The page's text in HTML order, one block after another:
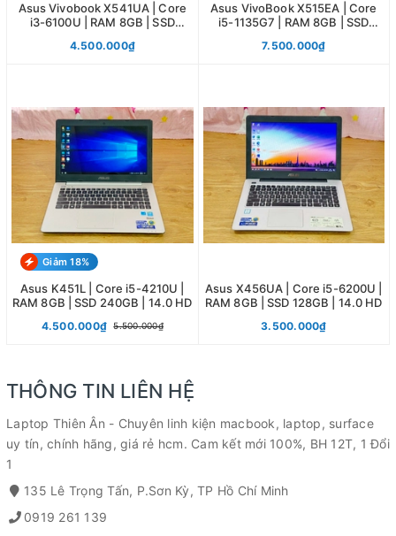
Asus Vivobook X541UA | Core
i3-6100U | RAM 8GB | SSD
4.500.000₫
Asus VivoBook X515EA | Core
i5-1135G7 | RAM 8GB | SSD
7.500.000₫
Giảm 18%
Asus K451L | Core i5-4210U |
RAM 8GB | SSD 240GB | 14.0 HD
4.500.000₫ 5.500.000₫
Asus X456UA | Core i5-6200U |
RAM 8GB | SSD 128GB | 14.0 HD
3.500.000₫
THÔNG TIN LIÊN HỆ
Laptop Thiên Ân - Chuyên linh kiện macbook, laptop, surface
uy tín, chính hãng, giá rẻ hcm. Cam kết mới 100%, BH 12T, 1 Đổi
1
135 Lê Trọng Tấn, P.Sơn Kỳ, TP Hồ Chí Minh
0919 261 139